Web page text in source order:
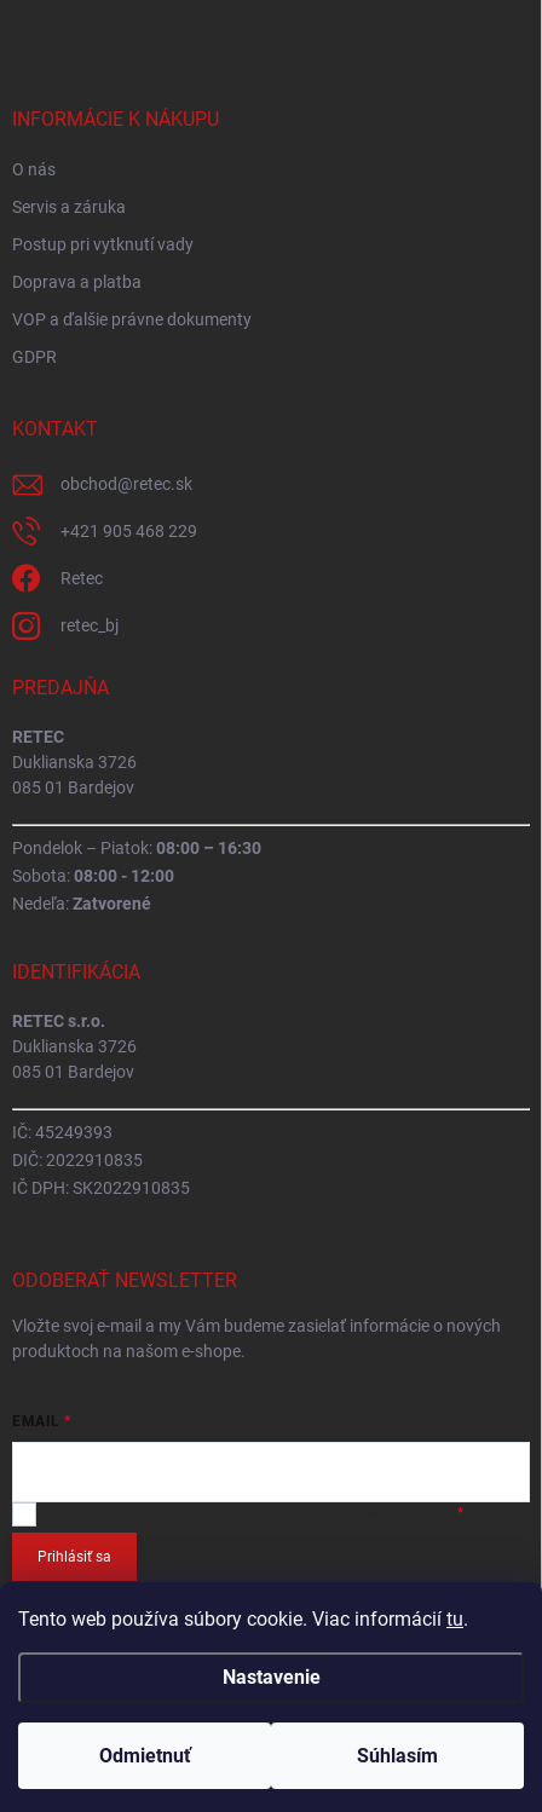
Tento web používa súbory cookie. Viac informácií tu.
Nastavenie
Odmietnuť Súhlasím
INFORMÁCIE K NÁKUPU
O nás
Servis a záruka
Postup pri vytknutí vady
Doprava a platba
VOP a ďalšie právne dokumenty
GDPR
KONTAKT
obchod@retec.sk
+421 905 468 229
Retec
retec_bj
PREDAJŇA
RETEC
Duklianska 3726
085 01 Bardejov
Pondelok – Piatok:08:00 – 16:30
Sobota:08:00 - 12:00
Nedeľa:Zatvorené
IDENTIFIKÁCIA
RETEC s.r.o.
Duklianska 3726
085 01 Bardejov
IČ: 45249393
DIČ: 2022910835
IČ DPH: SK2022910835
ODOBERAŤ NEWSLETTER
Vložte svoj e-mail a my Vám budeme zasielať informácie o nových
produktoch na našom e-shope.
EMAIL
Prihlásiť sa
Vytvoril Shoptet
Copyright 2026 . Všetky práva vyhradené.